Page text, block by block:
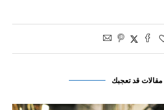
مقالات قد تعجبك